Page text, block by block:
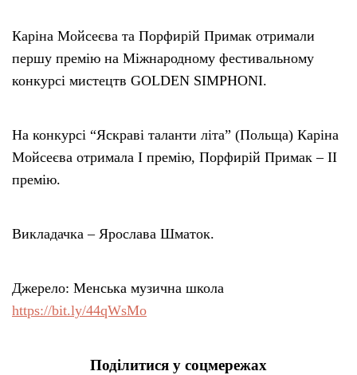
Каріна Мойсеєва та Порфирій Примак отримали
першу премію на Міжнародному фестивальному
конкурсі мистецтв GOLDEN SIMPHONI.
На конкурсі “Яскраві таланти літа” (Польща) Каріна
Мойсеєва отримала I премію, Порфирій Примак – II
премію.
Викладачка – Ярослава Шматок.
Джерело: Менська музична школа
https://bit.ly/44qWsMo
Поділитися у соцмережах